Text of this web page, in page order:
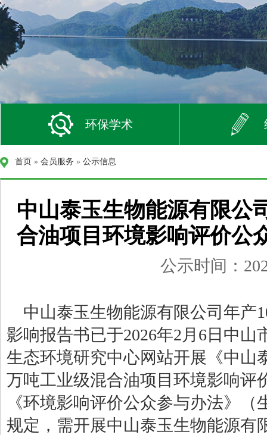
环保学术
首页 » 会员服务 » 公示信息
中山泰玉生物能源有限公
合油项目环境影响评价公
公示时间：
中山泰玉生物能源有限公司年产
影响报告书已于2026年2月 6日 中山
生态环境研究中心网站开展《中山
万吨工业级混合油项目 环境影响评
《环境影响评价公众参与办法》（
规定，需开展中山泰玉生物能源有